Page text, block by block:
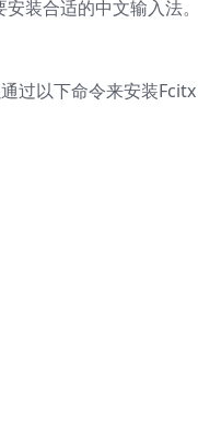
装合适的中文输入法
过以下命令来安装